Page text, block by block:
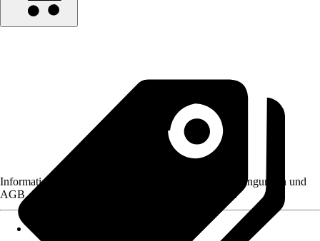
Informationen des Verkäufers, wie z. B. Rückgabebedingungen und
AGB, finden Sie bei Klick auf den Verkäufernamen.